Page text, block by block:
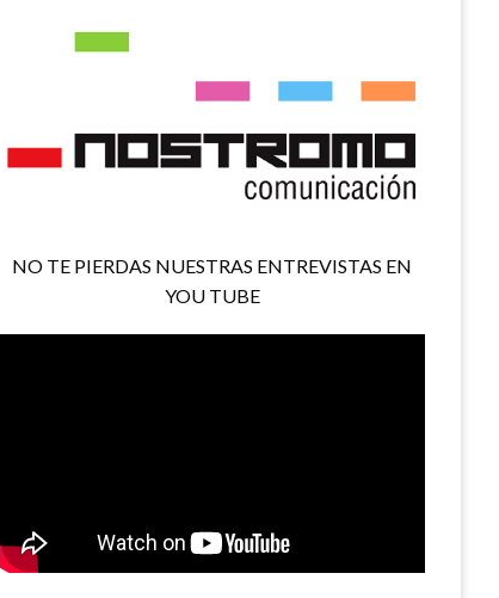
NO TE PIERDAS NUESTRAS ENTREVISTAS EN
YOU TUBE